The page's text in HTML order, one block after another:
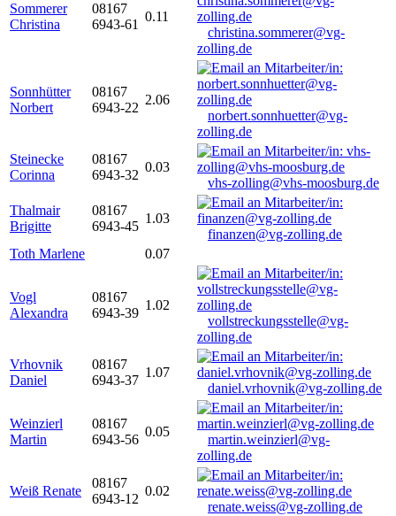
Sommerer
Christina
08167
6943-61
0.11
christina.sommerer@vg-
zolling.de
Sonnhütter
Norbert
08167
6943-22
2.06
norbert.sonnhuetter@vg-
zolling.de
Steinecke
Corinna
08167
6943-32
0.03
vhs-zolling@vhs-moosburg.de
Thalmair
Brigitte
08167
6943-45
1.03
finanzen@vg-zolling.de
Toth Marlene
0.07
Vogl
Alexandra
08167
6943-39
1.02
vollstreckungsstelle@vg-
zolling.de
Vrhovnik
Daniel
08167
6943-37
1.07
daniel.vrhovnik@vg-zolling.de
Weinzierl
Martin
08167
6943-56
0.05
martin.weinzierl@vg-
zolling.de
Weiß Renate
08167
6943-12
0.02
renate.weiss@vg-zolling.de